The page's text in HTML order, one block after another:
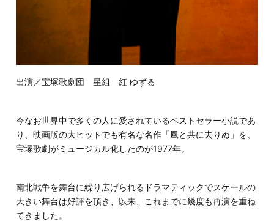
出演／宝塚歌劇団 星組 紅 ゆずる
今なお世界中で多くの人に愛されているベストセラー小説であ
り、映画版の大ヒットでも有名な名作「風と共に去りぬ」を、
宝塚歌劇がミュージカル化したのが1977年。
南北戦争を舞台に繰り広げられるドラマティックでスケールの
大きい舞台は好評を頂き、以来、これまでに幾度も再演を重ね
てきました。